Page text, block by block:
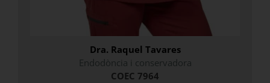
Dra. Raquel Tavares
Endodòncia i conservadora
COEC 7964